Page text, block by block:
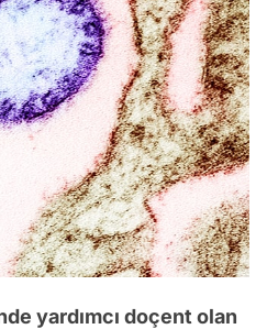
yardımcı doçent olan